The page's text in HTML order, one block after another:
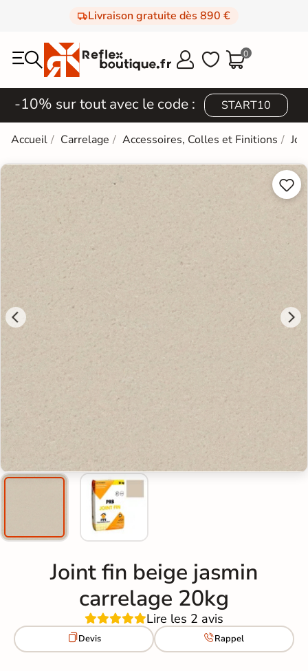
Livraison gratuite dès 890 €
  0
-10% sur tout avec le code : START10
Accueil Carrelage Accessoires, Colles et Finitions


Joint fin beige jasmin
carrelage 20kg
Lire les 2 avis
Devis Rappel